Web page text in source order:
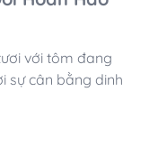
với tôm đang
sự cân bằng dinh